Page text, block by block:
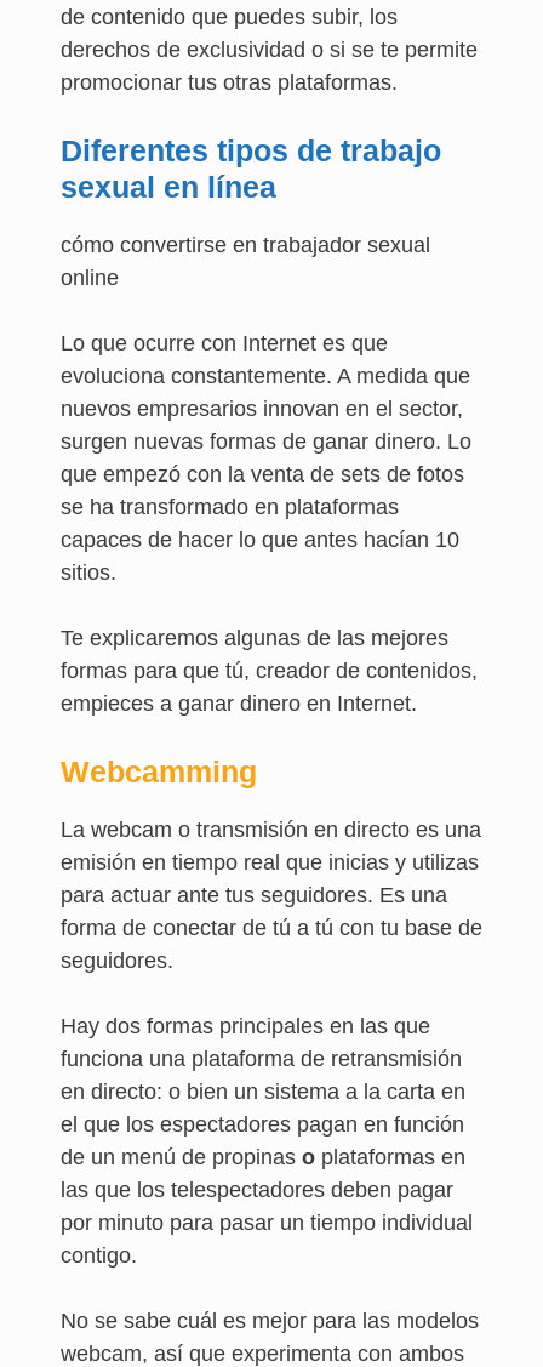
de contenido que puedes subir, los
derechos de exclusividad o si se te permite
promocionar tus otras plataformas.
Diferentes tipos de trabajo
sexual en línea
Lo que ocurre con Internet es que
evoluciona constantemente. A medida que
nuevos empresarios innovan en el sector,
surgen nuevas formas de ganar dinero. Lo
que empezó con la venta de sets de fotos
se ha transformado en plataformas
capaces de hacer lo que antes hacían 10
sitios.
Te explicaremos algunas de las mejores
formas para que tú, creador de contenidos,
empieces a ganar dinero en Internet.
Webcamming
La webcam o transmisión en directo es una
emisión en tiempo real que inicias y utilizas
para actuar ante tus seguidores. Es una
forma de conectar de tú a tú con tu base de
seguidores.
Hay dos formas principales en las que
funciona una plataforma de retransmisión
en directo: o bien un sistema a la carta en
el que los espectadores pagan en función
de un menú de propinas o plataformas en
las que los telespectadores deben pagar
por minuto para pasar un tiempo individual
contigo.
No se sabe cuál es mejor para las modelos
webcam, así que experimenta con ambos